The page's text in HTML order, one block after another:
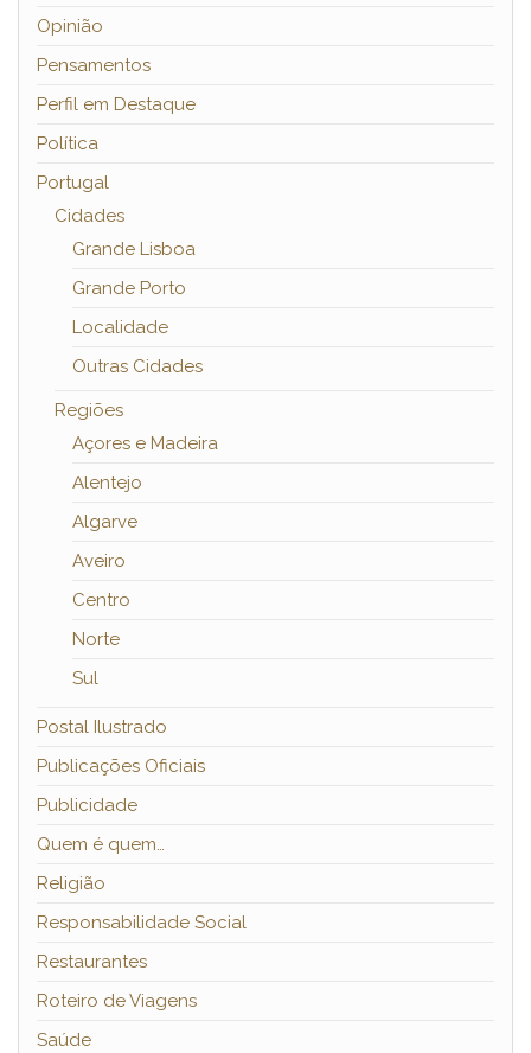
Opinião
Pensamentos
Perfil em Destaque
Política
Portugal
Cidades
Grande Lisboa
Grande Porto
Localidade
Outras Cidades
Regiões
Açores e Madeira
Alentejo
Algarve
Aveiro
Centro
Norte
Sul
Postal Ilustrado
Publicações Oficiais
Publicidade
Quem é quem…
Religião
Responsabilidade Social
Restaurantes
Roteiro de Viagens
Saúde